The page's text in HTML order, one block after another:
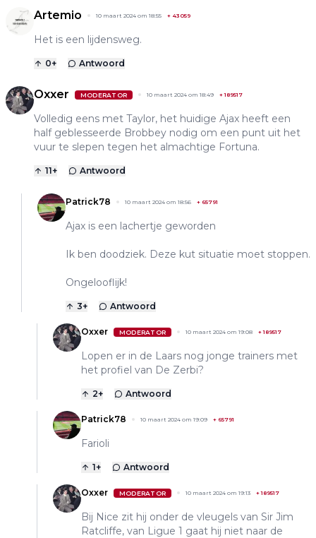
Artemio 10 maart 2024 om 18:55 + 43059
Het is een lijdensweg.
0+ Antwoord
Oxxer MODERATOR 10 maart 2024 om 18:49 +189517
Volledig eens met Taylor, het huidige Ajax heeft een
half geblesseerde Brobbey nodig om een punt uit het
vuur te slepen tegen het almachtige Fortuna.
11+ Antwoord
Patrick78 10 maart 2024 om 18:56 + 65791
Ajax is een lachertje geworden
Ik ben doodziek. Deze kut situatie moet stoppen.
Ongelooflijk!
3+ Antwoord
Oxxer MODERATOR 10 maart 2024 om 19:08 +189517
Lopen er in de Laars nog jonge trainers met
het profiel van De Zerbi?
2+ Antwoord
Patrick78 10 maart 2024 om 19:09 + 65791
Farioli
1+ Antwoord
Oxxer MODERATOR 10 maart 2024 om 19:13 +189517
Bij Nice zit hij onder de vleugels van Sir Jim
Ratcliffe, van Ligue 1 gaat hij niet naar de